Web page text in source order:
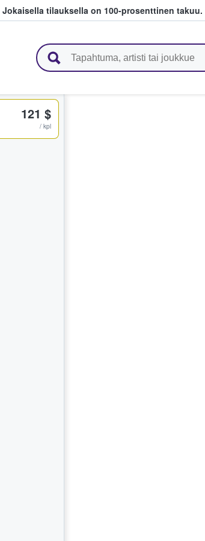
Jokaisella tilauksella on 100-prosenttinen takuu.
121 $
/ kpl